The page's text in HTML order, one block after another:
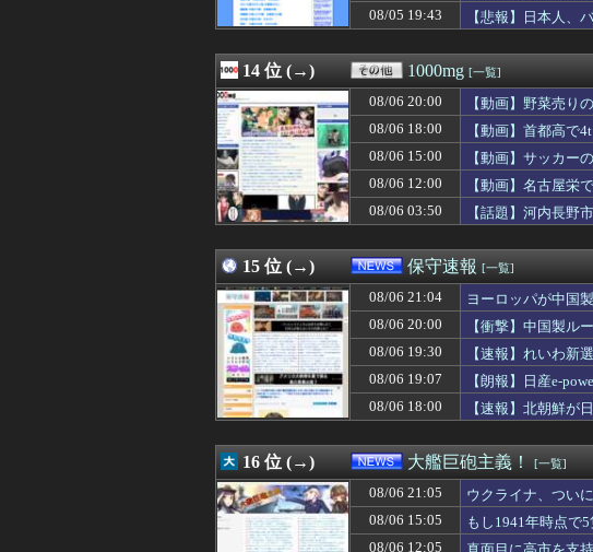
08/06 20:49
Google、Geminiが大赤字、史上
08/06 20:47
【衝撃】SHIENで見つけた一定
08/06 20:46
Amazonってそんな使う？
08/06 20:45
飲み会に来ない奴って大概仕事が
08/06 20:41
責任を取らないから成功者にな
08/06 20:41
【日向坂46】これ全公演違うの
08/06 20:40
【イオンモール熊本爆発】経産
08/06 20:40
乃木坂グッズ公式Instagramと
08/06 20:40
【画像】阿佐ヶ谷姉妹、パンチ
08/06 20:40
前泊博盛氏「私が総理大臣にな
08/06 20:40
【！】共産党が刑事告訴 「し
08/06 20:40
【閲覧注意・動画】大阪で警察
08/06 20:38
トヨタ嫌いのアンチトヨタなん
08/05 19:43
【悲報】日本人、
14 位 (→) 1000mg [一覧]
08/06 20:00
【動画】野菜売り
08/06 18:00
【動画】首都高で
08/06 15:00
【動画】サッカー
08/06 12:00
【動画】名古屋栄
08/06 03:50
【話題】河内長野
15 位 (→) 保守速報 [一覧]
08/06 21:04
ヨーロッパが中国
08/06 20:00
【衝撃】中国製ル
08/06 19:30
【速報】れいわ新
08/06 19:07
【朗報】日産e-
08/06 18:00
【速報】北朝鮮が
16 位 (→) 大艦巨砲主義！ [一覧]
08/06 21:05
ウクライナ、つい
08/06 15:05
もし1941年時点で
08/06 12:05